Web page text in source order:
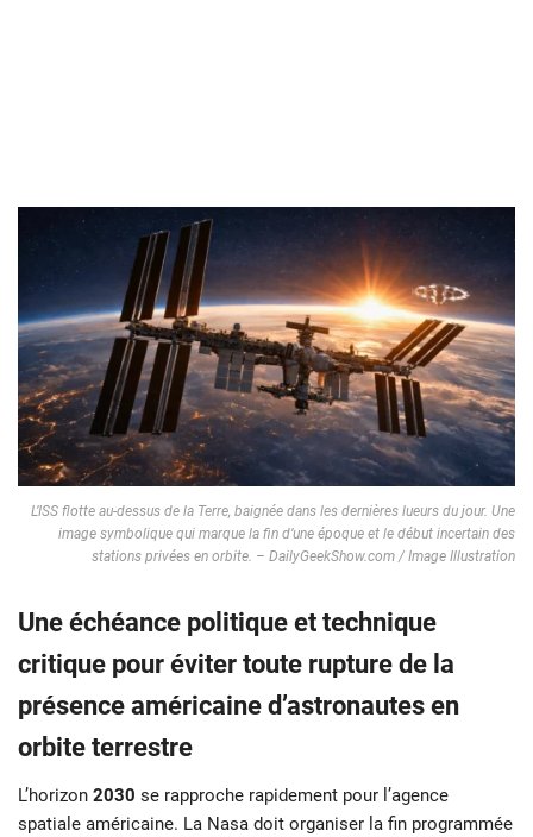
L’ISS flotte au-dessus de la Terre, baignée dans les dernières lueurs du jour. Une
image symbolique qui marque la fin d’une époque et le début incertain des
stations privées en orbite. – DailyGeekShow.com / Image Illustration
Une échéance politique et technique
critique pour éviter toute rupture de la
présence américaine d’astronautes en
orbite terrestre
L’horizon 2030 se rapproche rapidement pour l’agence
spatiale américaine. La Nasa doit organiser la fin programmée